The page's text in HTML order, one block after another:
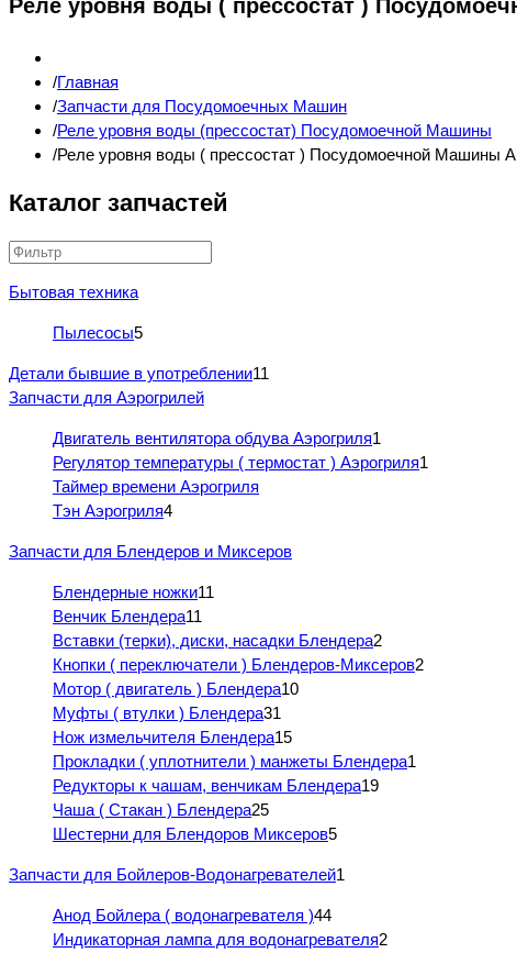
Реле уровня воды ( прессостат )
Главная
Запчасти для Посудомоечных Машин
Реле уровня воды (прессостат) Посудомоечной Машины
Реле уровня воды ( прессостат ) Посудомоечной Машины
Каталог запчастей
Бытовая техника
Пылесосы5
Детали бывшие в употреблении11
Запчасти для Аэрогрилей
Двигатель вентилятора обдува Аэрогриля1
Регулятор температуры ( термостат ) Аэрогриля1
Таймер времени Аэрогриля
Тэн Аэрогриля4
Запчасти для Блендеров и Миксеров
Блендерные ножки11
Венчик Блендера11
Вставки (терки), диски, насадки Блендера2
Кнопки ( переключатели ) Блендеров-Миксеров2
Мотор ( двигатель ) Блендера10
Муфты ( втулки ) Блендера31
Нож измельчителя Блендера15
Прокладки ( уплотнители ) манжеты Блендера1
Редукторы к чашам, венчикам Блендера19
Чаша ( Стакан ) Блендера25
Шестерни для Блендоров Миксеров5
Запчасти для Бойлеров-Водонагревателей1
Анод Бойлера ( водонагревателя )44
Индикаторная лампа для водонагревателя2